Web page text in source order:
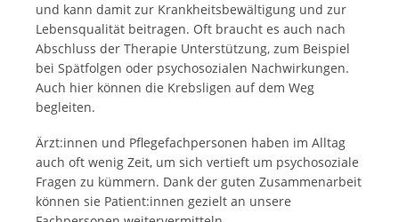
und kann damit zur Krankheitsbewältigung und zur
Lebensqualität beitragen. Oft braucht es auch nach
Abschluss der Therapie Unterstützung, zum Beispiel
bei Spätfolgen oder psychosozialen Nachwirkungen.
Auch hier können die Krebsligen auf dem Weg
begleiten.
Ärzt:innen und Pflegefachpersonen haben im Alltag
auch oft wenig Zeit, um sich vertieft um psychosoziale
Fragen zu kümmern. Dank der guten Zusammenarbeit
können sie Patient:innen gezielt an unsere